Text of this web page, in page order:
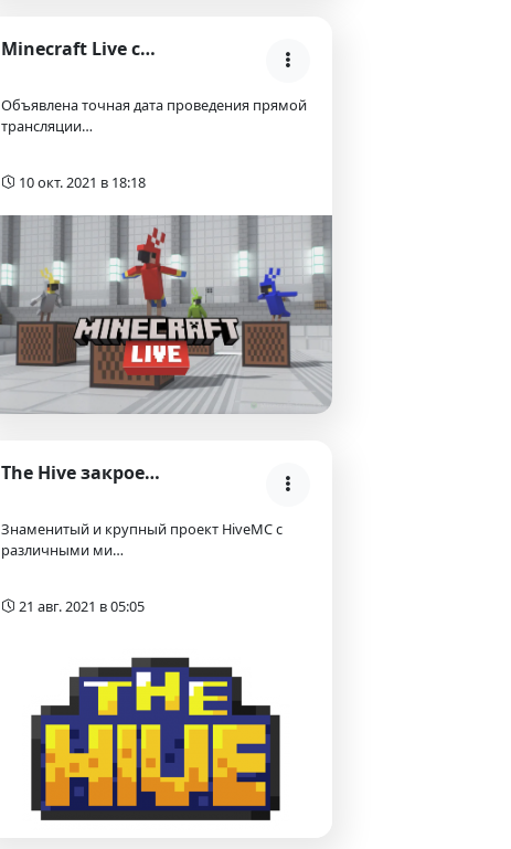
Minecraft Live состоится 16 сентября!
Объявлена точная дата проведения прямой
трансляции…
10 окт. 2021 в 18:18
The Hive закроется до конца 2021 года!
Знаменитый и крупный проект HiveMC с
различными ми…
21 авг. 2021 в 05:05